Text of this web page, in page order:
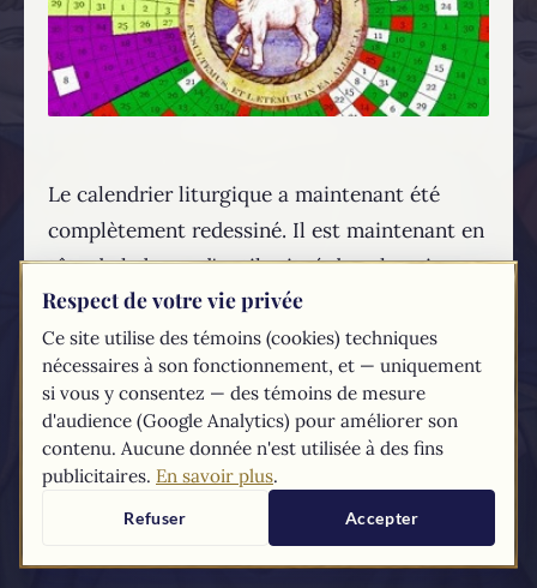
Le calendrier liturgique a maintenant été
complètement redessiné. Il est maintenant en
tête de la barre d'outils situé dans le coin
supérieur gauche du blogue. Vous pouvez
aussi suivre celien.
PARTAGER, C'EST ÉVANGÉLISER :
Respect de votre vie privée
Ce site utilise des témoins (cookies) techniques
nécessaires à son fonctionnement, et — uniquement
si vous y consentez — des témoins de mesure
d'audience (Google Analytics) pour améliorer son
contenu. Aucune donnée n'est utilisée à des fins
publicitaires. En savoir plus.
Refuser Accepter